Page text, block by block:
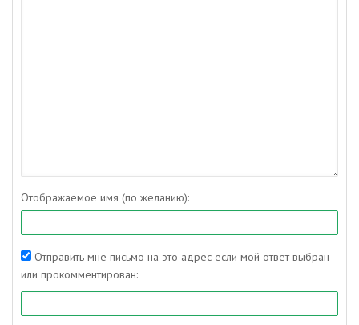
Отображаемое имя (по желанию):
Отправить мне письмо на это адрес если мой ответ выбран
или прокомментирован: